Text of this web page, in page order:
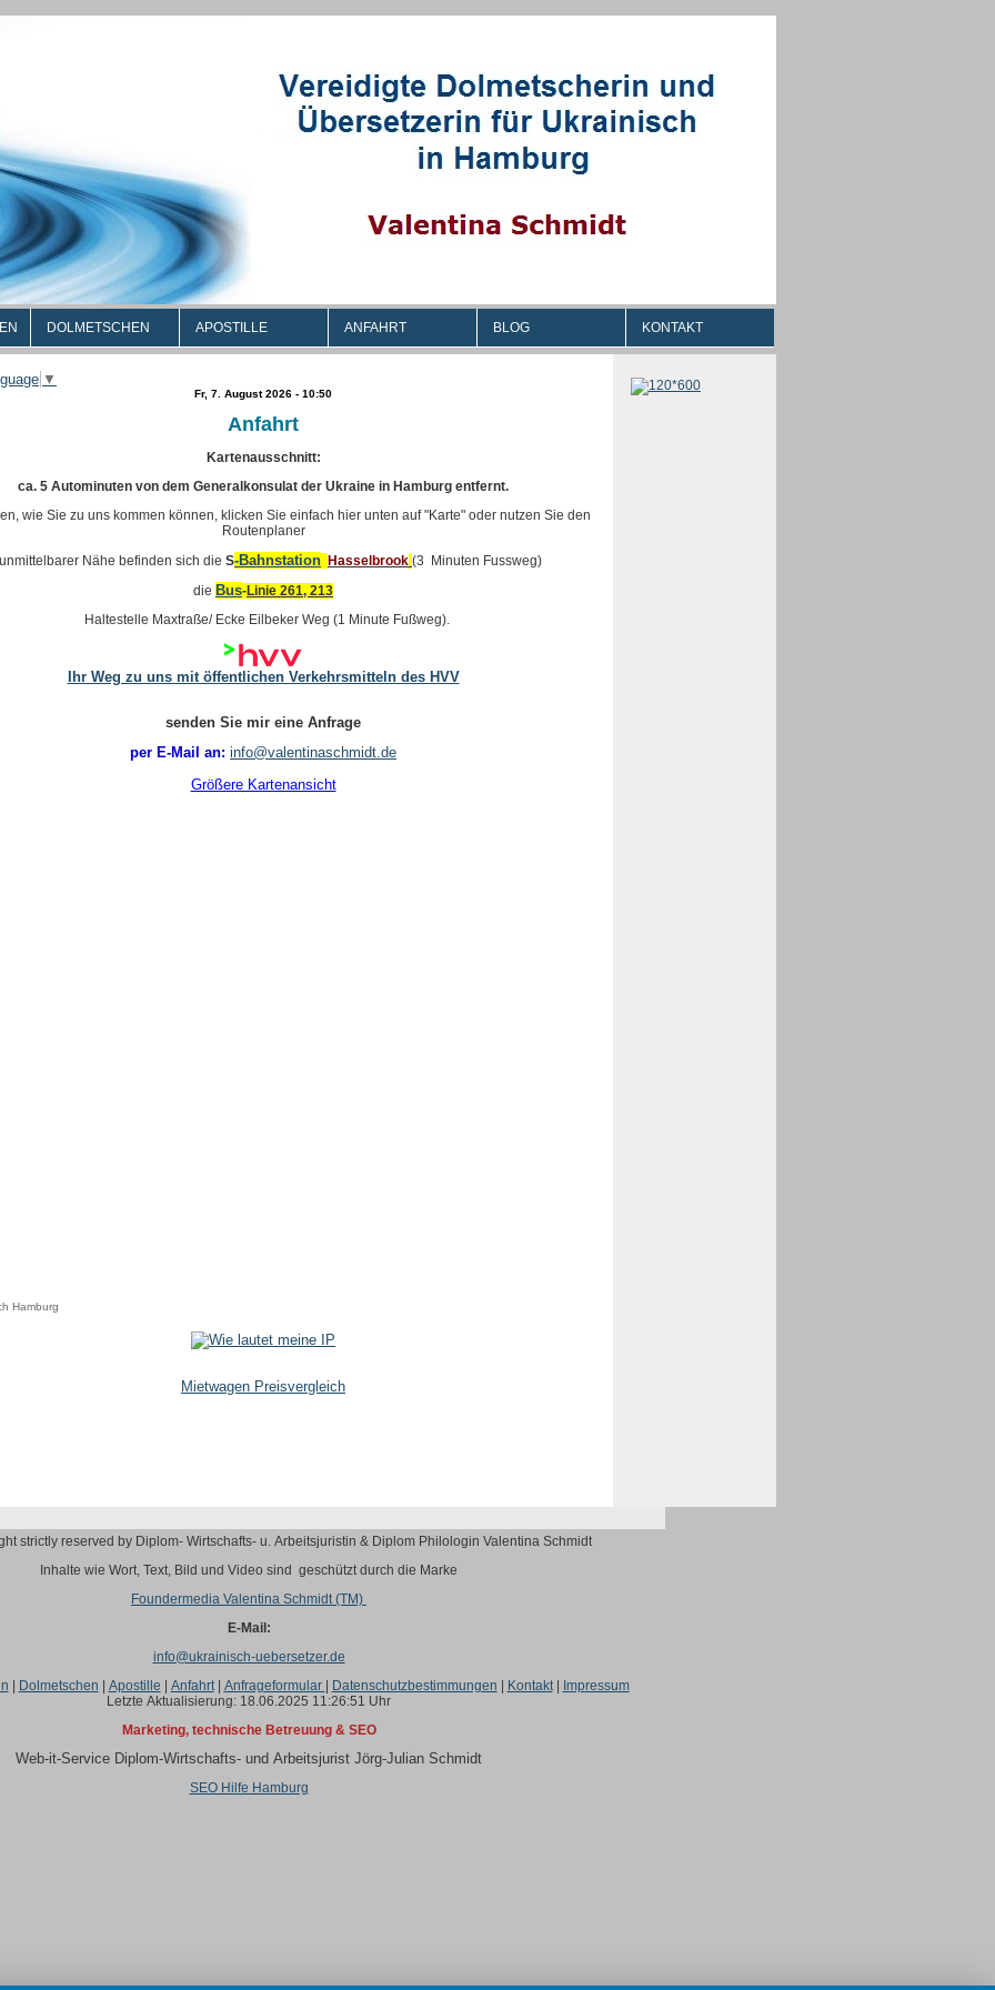
DOLMETSCHEN APOSTILLE ANFAHRT BLOG KONTAKT
▼
Fr, 7. August 2026 - 10:50
Anfahrt
Kartenausschnitt:
ca. 5 Autominuten von dem Generalkonsulat der Ukraine in Hamburg entfernt.
wie Sie zu uns kommen können, klicken Sie einfach hier unten auf "Karte" oder nutzen Sie den
Routenplaner
unmittelbarer Nähe befinden sich die S-Bahnstation Hasselbrook (3 Minuten Fussweg)
die Bus-Linie 261, 213
Haltestelle Maxtraße/ Ecke Eilbeker Weg (1 Minute Fußweg).
Ihr Weg zu uns mit öffentlichen Verkehrsmitteln des HVV
senden Sie mir eine Anfrage
per E-Mail an: info@valentinaschmidt.de
Größere Kartenansicht
Hamburg
Mietwagen Preisvergleich
strictly reserved by Diplom- Wirtschafts- u. Arbeitsjuristin & Diplom Philologin Valentina Schmidt
Inhalte wie Wort, Text, Bild und Video sind geschützt durch die Marke
Foundermedia Valentina Schmidt (TM)
E-Mail:
info@ukrainisch-uebersetzer.de
Dolmetschen Apostille Anfahrt| Anfrageformular Datenschutzbestimmungen Kontakt|
Impressum
Letzte Aktualisierung: 18.06.2025 11:26:51 Uhr
Marketing, technische Betreuung & SEO
Web-it-Service Diplom-Wirtschafts- und Arbeitsjurist Jörg-Julian Schmidt
SEO Hilfe Hamburg